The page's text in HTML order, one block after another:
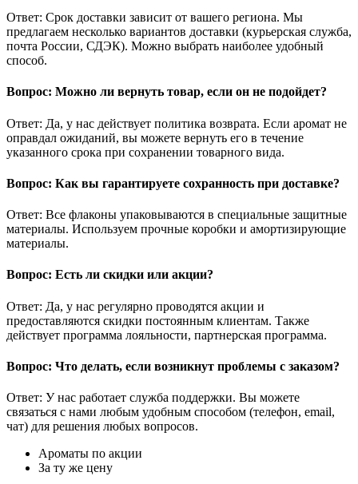
Ответ: Срок доставки зависит от вашего региона. Мы
предлагаем несколько вариантов доставки (курьерская служба,
почта России, СДЭК). Можно выбрать наиболее удобный
способ.
Вопрос: Можно ли вернуть товар, если он не подойдет?
Ответ: Да, у нас действует политика возврата. Если аромат не
оправдал ожиданий, вы можете вернуть его в течение
указанного срока при сохранении товарного вида.
Вопрос: Как вы гарантируете сохранность при доставке?
Ответ: Все флаконы упаковываются в специальные защитные
материалы. Используем прочные коробки и амортизирующие
материалы.
Вопрос: Есть ли скидки или акции?
Ответ: Да, у нас регулярно проводятся акции и
предоставляются скидки постоянным клиентам. Также
действует программа лояльности, партнерская программа.
Вопрос: Что делать, если возникнут проблемы с заказом?
Ответ: У нас работает служба поддержки. Вы можете
связаться с нами любым удобным способом (телефон, email,
чат) для решения любых вопросов.
Ароматы по акции
За ту же цену